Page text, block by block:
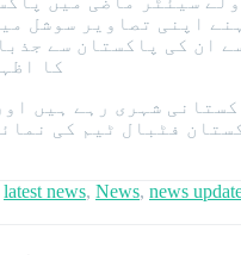
اپنی تصاویر سوشل
ان کی پاکستان سے
شہری رہے ہیں
فٹبال ٹیم کی
latest news, News, news